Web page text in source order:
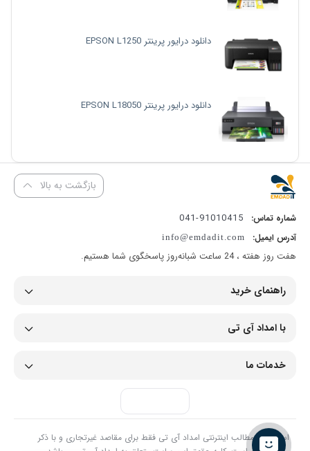
دانلود درایور پرینتر EPSON L1250
دانلود درایور پرینتر EPSON L18050
بازگشت به بالا
شماره تماس: 91010415-041
آدرس ایمیل: info@emdadit.com
هفت روز هفته ، 24 ساعت شبانه‌روز پاسخگوی شما هستیم.
راهنمای خرید
با امداد آی تی
خدمات ما
استفاده از مطالب اینترنتی امداد آی تی فقط برای مقاصد غیرتجاری و با ذکر